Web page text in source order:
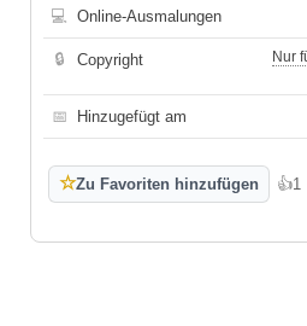
💻 Online-Ausmalungen
🔒 Copyright
Nur
📅 Hinzugefügt am
☆Zu Favoriten hinzufügen 👍1